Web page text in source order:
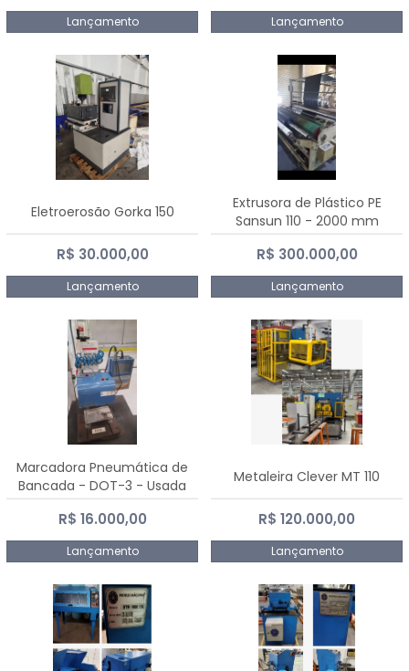
Lançamento Lançamento
Eletroerosão Gorka 150
R$ 30.000,00
Lançamento
Extrusora de Plástico PE
Sansun 110 - 2000 mm
R$ 300.000,00
Lançamento
Marcadora Pneumática de
Bancada - DOT-3 - Usada
R$ 16.000,00
Lançamento
Metaleira Clever MT 110
R$ 120.000,00
Lançamento